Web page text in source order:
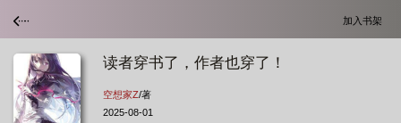
加入书架
读者穿书了，作者也穿了！
空想家Z/著
2025-08-01